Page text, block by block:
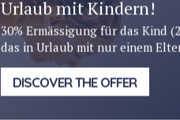
30% Ermässigung für das Kind
das in Urlaub mit nur einem
DISCOVER THE OFFER